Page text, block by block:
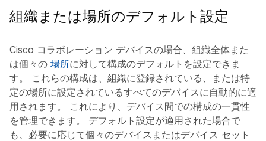
組織または場所のデフォルト設定
Cisco コラボレーション デバイスの場合、組織全体また
は個々の 場所に対して構成のデフォルトを設定できま
す。 これらの構成は、組織に登録されている、または特
定の場所に設定されているすべてのデバイスに自動的に適
用されます。 これにより、デバイス間での構成の一貫性
を管理できます。 デフォルト設定が適用された場合で
も、必要に応じて個々のデバイスまたはデバイス セット